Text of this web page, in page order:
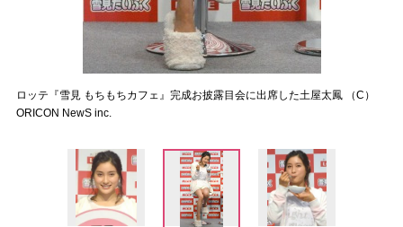
ロッテ『雪見 もちもちカフェ』完成お披露目会に出席した土屋太鳳 （C）
ORICON NewS inc.